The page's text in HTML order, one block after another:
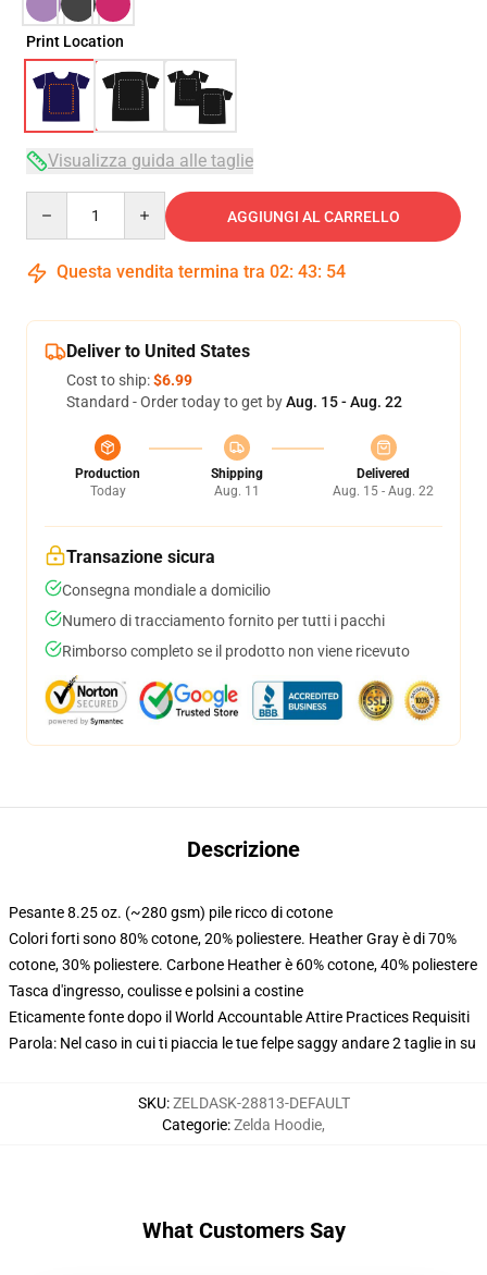
Print Location
Visualizza guida alle taglie
AGGIUNGI AL CARRELLO
Questa vendita termina tra 02: 43: 53
Deliver to United States
Cost to ship:$6.99
Standard - Order today to get byAug. 15 - Aug. 22
Production
Today
Shipping
Aug. 11
Delivered
Aug. 15 - Aug. 22
Transazione sicura
Consegna mondiale a domicilio
Numero di tracciamento fornito per tutti i pacchi
Rimborso completo se il prodotto non viene ricevuto
Descrizione
Pesante 8.25 oz. (~280 gsm) pile ricco di cotone
Colori forti sono 80% cotone, 20% poliestere. Heather Gray è di 70%
cotone, 30% poliestere. Carbone Heather è 60% cotone, 40% poliestere
Tasca d'ingresso, coulisse e polsini a costine
Eticamente fonte dopo il World Accountable Attire Practices Requisiti
Parola: Nel caso in cui ti piaccia le tue felpe saggy andare 2 taglie in su
SKU:ZELDASK-28813-DEFAULT
Categorie:Zelda Hoodie,
What Customers Say